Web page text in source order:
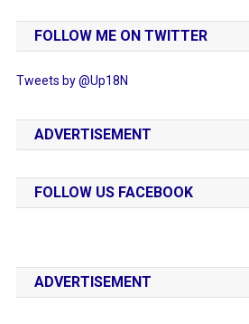
FOLLOW ME ON TWITTER
Tweets by @Up18N
ADVERTISEMENT
FOLLOW US FACEBOOK
ADVERTISEMENT